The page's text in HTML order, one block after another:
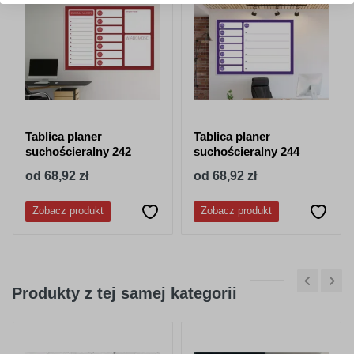
Tablica planer
suchościeralny 242
od 68,92 zł
Zobacz produkt
Tablica planer
suchościeralny 244
od 68,92 zł
Zobacz produkt
Produkty z tej samej kategorii